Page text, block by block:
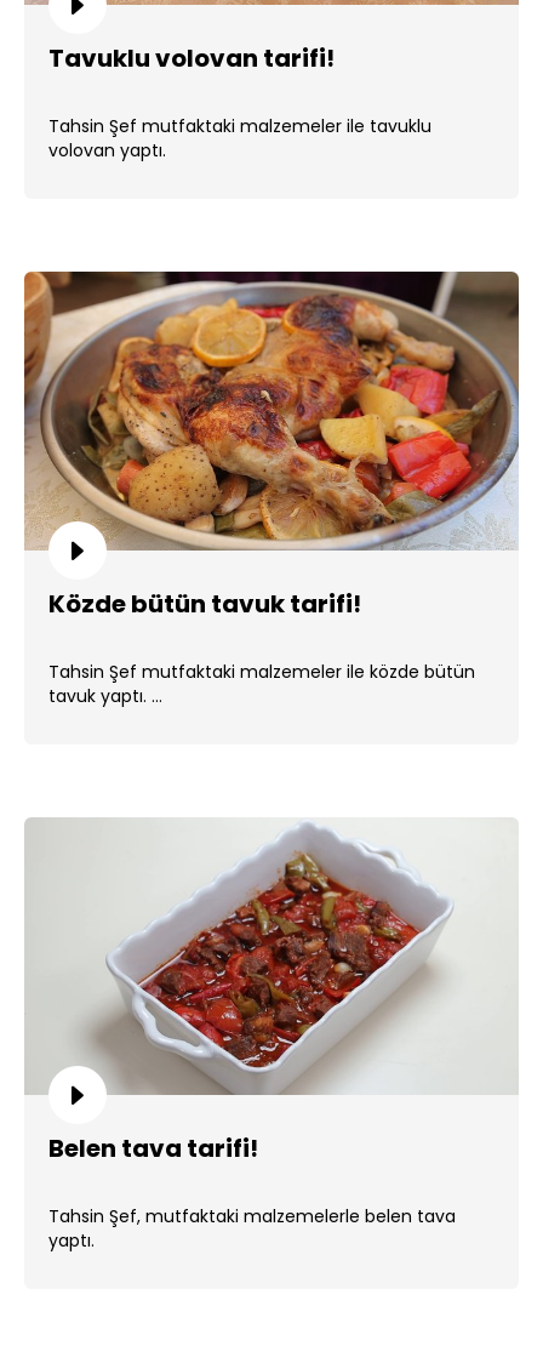
Tavuklu volovan tarifi!
Tahsin Şef mutfaktaki malzemeler ile tavuklu
volovan yaptı.
Közde bütün tavuk tarifi!
Tahsin Şef mutfaktaki malzemeler ile közde bütün
tavuk yaptı. ...
Belen tava tarifi!
Tahsin Şef, mutfaktaki malzemelerle belen tava
yaptı.